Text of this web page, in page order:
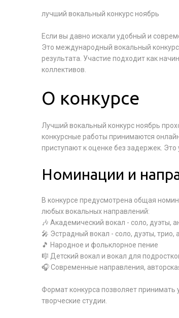
лучший вокальный конкурс ноябрь
Если вы давно искали удобный и
Это международный вокальный
результата. Участие подходит как
коллективов.
О конкурсе
Лучший вокальный конкурс ноябрь
конкурсные работы принимаются
приступают к оценке без задержек.
Номинации и
В конкурсе предусмотрена общая
любых вокальных направлений:
🎶 Академический вокал - соло, дуэты,
🎤 Эстрадный вокал - соло, дуэты, трио,
🎵 Народное и фольклорное пение
🎼 Детский вокал и вокал для
🎧 Современные направления,
Формат конкурса позволяет
творческие студии.